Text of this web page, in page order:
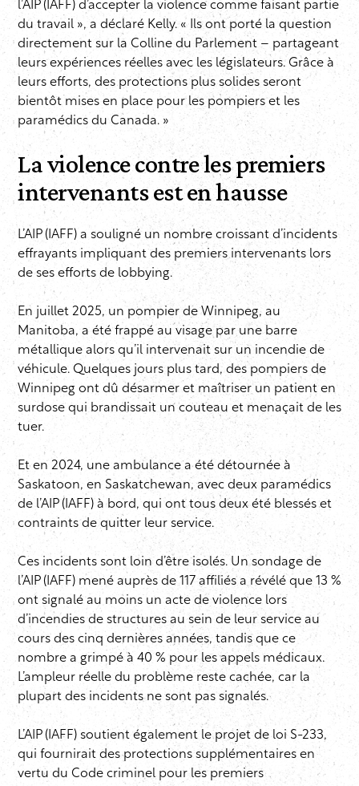
l’AIP (IAFF) d’accepter la violence comme faisant partie
du travail », a déclaré Kelly. « Ils ont porté la question
directement sur la Colline du Parlement – partageant
leurs expériences réelles avec les législateurs. Grâce à
leurs efforts, des protections plus solides seront
bientôt mises en place pour les pompiers et les
paramédics du Canada. »
La violence contre les premiers
intervenants est en hausse
L’AIP (IAFF) a souligné un nombre croissant d’incidents
effrayants impliquant des premiers intervenants lors
de ses efforts de lobbying.
En juillet 2025, un pompier de Winnipeg, au
Manitoba, a été frappé au visage par une barre
métallique alors qu’il intervenait sur un incendie de
véhicule. Quelques jours plus tard, des pompiers de
Winnipeg ont dû désarmer et maîtriser un patient en
surdose qui brandissait un couteau et menaçait de les
tuer.
Et en 2024, une ambulance a été détournée à
Saskatoon, en Saskatchewan, avec deux paramédics
de l’AIP (IAFF) à bord, qui ont tous deux été blessés et
contraints de quitter leur service.
Ces incidents sont loin d’être isolés. Un sondage de
l’AIP (IAFF) mené auprès de 117 affiliés a révélé que 13 %
ont signalé au moins un acte de violence lors
d’incendies de structures au sein de leur service au
cours des cinq dernières années, tandis que ce
nombre a grimpé à 40 % pour les appels médicaux.
L’ampleur réelle du problème reste cachée, car la
plupart des incidents ne sont pas signalés.
L’AIP (IAFF) soutient également le projet de loi S-233,
qui fournirait des protections supplémentaires en
vertu du Code criminel pour les premiers